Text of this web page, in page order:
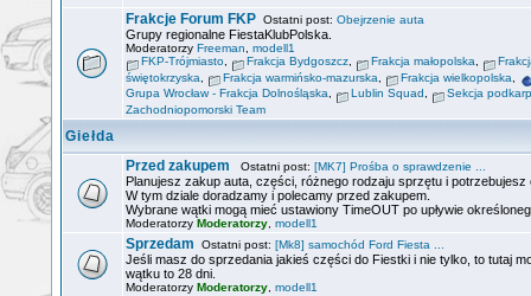
Frakcje Forum FKP Ostatni post: Obejrzenie auta
Grupy regionalne FiestaKlubPolska.
Moderatorzy Freeman
modell1
FKP-Trójmiasto
Frakcja Bydgoszcz Frakcja małopolska
świętokrzyska
Frakcja warmińsko-mazurska Frakcja wielkopolska
Grupa Wrocław - Frakcja Dolnośląska
Lublin Squad
Sekcja
Zachodniopomorski Team
Giełda
Przed zakupem
Ostatni post: [MK7] Prośba o sprawdzenie ...
Planujesz zakup auta, części, różnego rodzaju sprzętu i potrzebujesz
W tym dziale doradzamy i polecamy przed zakupem.
Wybrane wątki mogą mieć ustawiony TimeOUT po upływie
Moderatorzy Moderatorzy modell1
Sprzedam Ostatni post: [Mk8] samochód Ford Fiesta ...
Jeśli masz do sprzedania jakieś części do Fiestki i nie tylko, to tutaj
wątku to 28 dni.
Moderatorzy Moderatorzy modell1